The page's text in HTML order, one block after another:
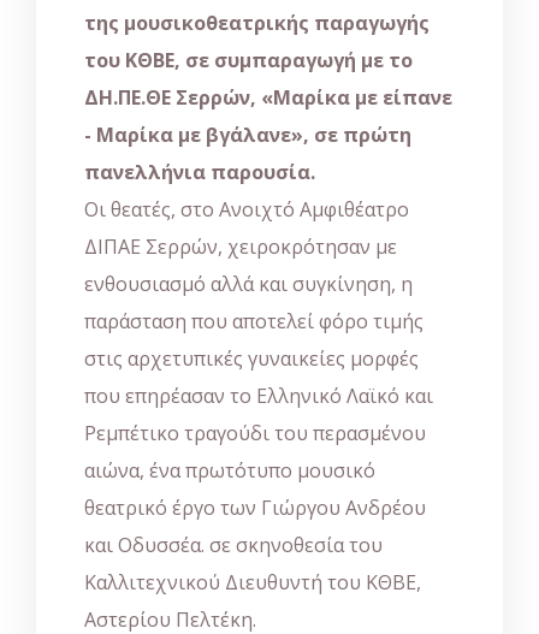
της μουσικοθεατρικής παραγωγής
του ΚΘΒΕ, σε συμπαραγωγή με το
ΔΗ.ΠΕ.ΘΕ Σερρών, «Μαρίκα με είπανε
- Μαρίκα με βγάλανε», σε πρώτη
πανελλήνια παρουσία.
Οι θεατές, στο Ανοιχτό Αμφιθέατρο
ΔΙΠΑΕ Σερρών, χειροκρότησαν με
ενθουσιασμό αλλά και συγκίνηση, η
παράσταση που αποτελεί φόρο τιμής
στις αρχετυπικές γυναικείες μορφές
που επηρέασαν το Ελληνικό Λαϊκό και
Ρεμπέτικο τραγούδι του περασμένου
αιώνα, ένα πρωτότυπο μουσικό
θεατρικό έργο των Γιώργου Ανδρέου
και Οδυσσέα. σε σκηνοθεσία του
Καλλιτεχνικού Διευθυντή του ΚΘΒΕ,
Αστερίου Πελτέκη.